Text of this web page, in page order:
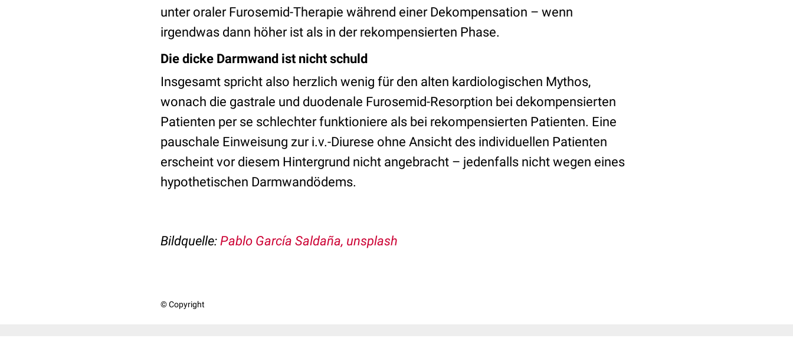
unter oraler Furosemid-Therapie während einer Dekompensation – wenn
irgendwas dann höher ist als in der rekompensierten Phase.
Die dicke Darmwand ist nicht schuld
Insgesamt spricht also herzlich wenig für den alten kardiologischen Mythos,
wonach die gastrale und duodenale Furosemid-Resorption bei dekompensierten
Patienten per se schlechter funktioniere als bei rekompensierten Patienten. Eine
pauschale Einweisung zur i.v.-Diurese ohne Ansicht des individuellen Patienten
erscheint vor diesem Hintergrund nicht angebracht – jedenfalls nicht wegen eines
hypothetischen Darmwandödems.
Bildquelle: Pablo García Saldaña, unsplash
© Copyright